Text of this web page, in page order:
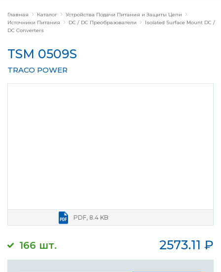
Главная Каталог
Устройства Подачи Питания и Защиты Цепи
Источники Питания
DC / DC Преобразователи
Isolated Surface Mount DC /
DC Converters
TSM 0509S
TRACO POWER
166 шт. 2573.11 ₽
PDF, 8.4 KB
Оборудование